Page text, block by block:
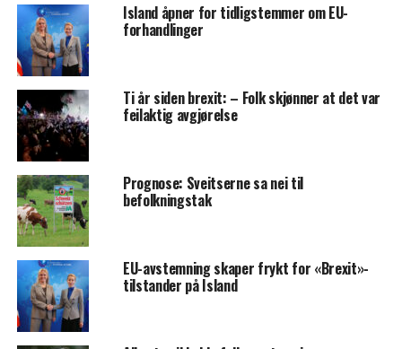
Island åpner for tidligstemmer om EU-
forhandlinger
Ti år siden brexit: – Folk skjønner at det var
feilaktig avgjørelse
Prognose: Sveitserne sa nei til
befolkningstak
EU-avstemning skaper frykt for «Brexit»-
tilstander på Island